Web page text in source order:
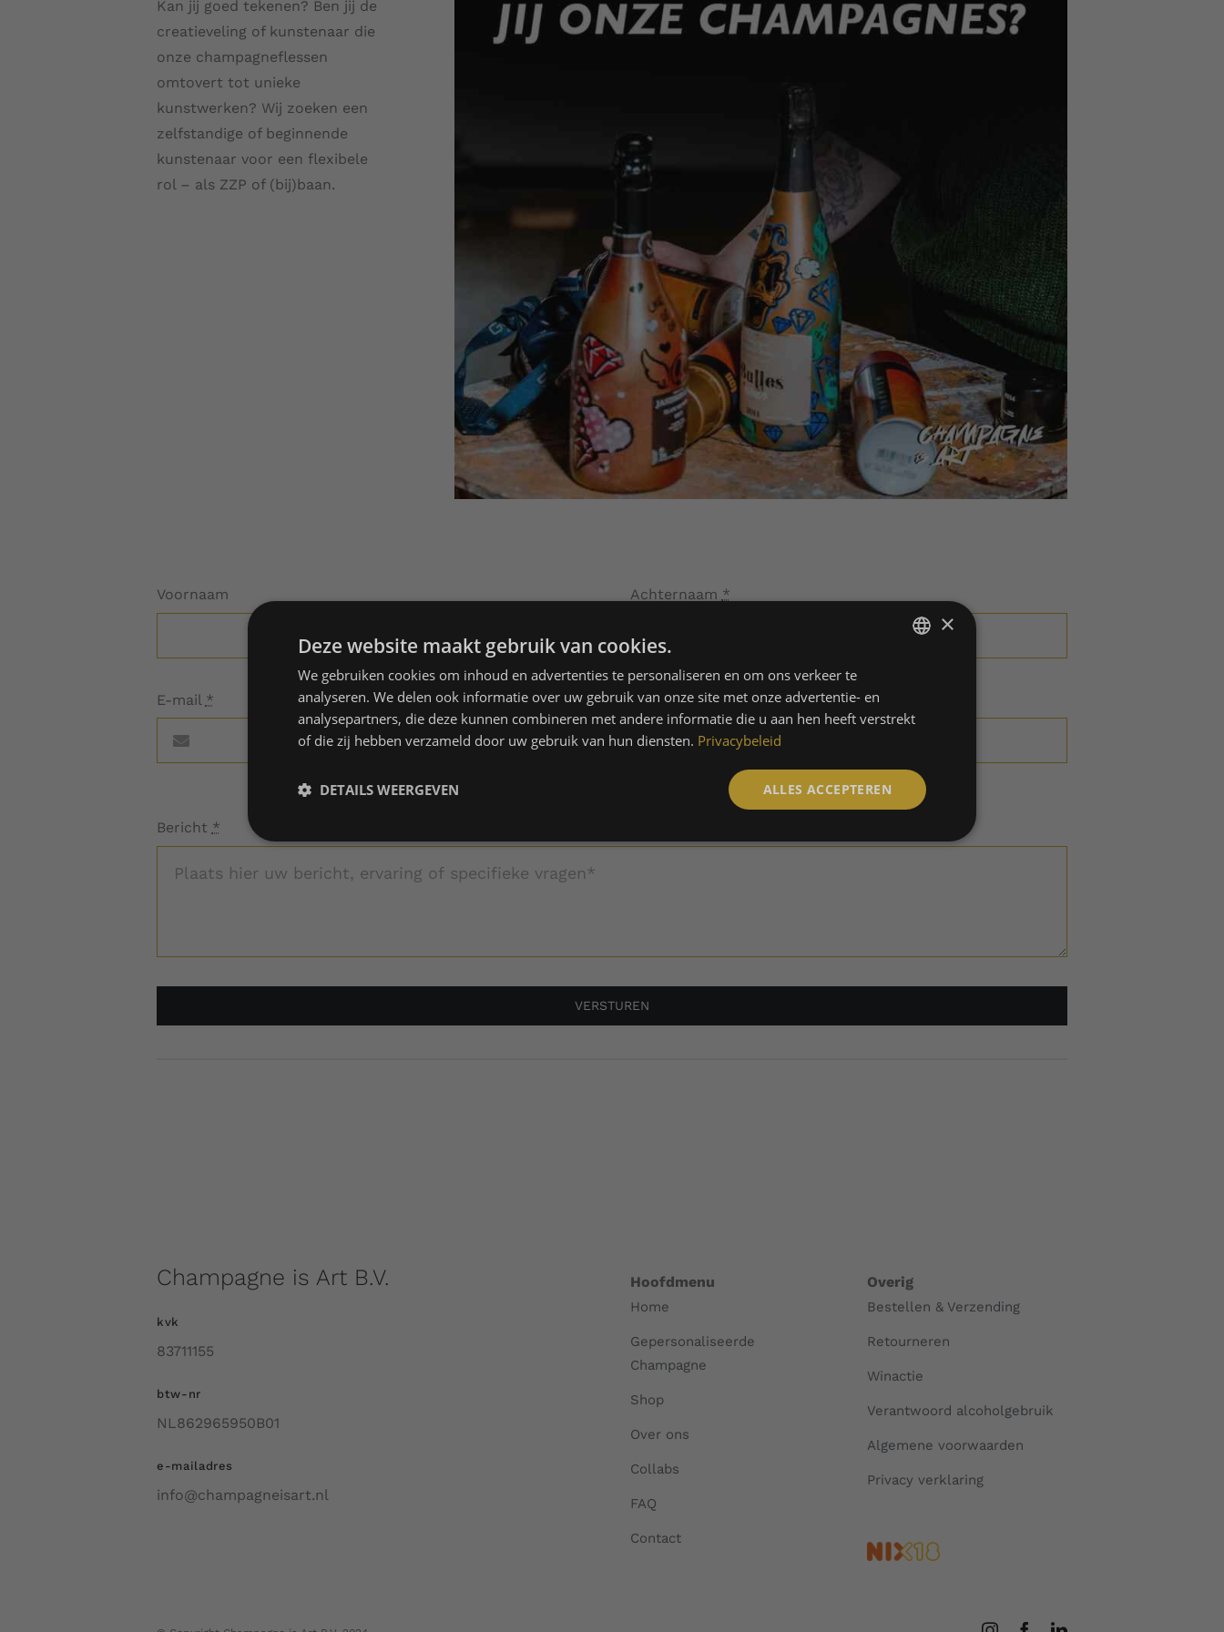
Kan jij goed tekenen? Ben jij de
creatieveling of kunstenaar die
onze champagneflessen
omtovert tot unieke
kunstwerken? Wij zoeken een
zelfstandige of beginnende
kunstenaar voor een flexibele
rol – als ZZP of (bij)baan.
Voornaam
E-mail *
Achternaam *
Telefoon
Bericht *
VERSTUREN
Champagne is Art B.V.
kvk
83711155
btw-nr
NL862965950B01
e-mailadres
info@champagneisart.nl
Hoofdmenu
Home
Gepersonaliseerde
Champagne
Shop
Over ons
Collabs
FAQ
Contact
Overig
Bestellen & Verzending
Retourneren
Winactie
Verantwoord alcoholgebruik
Algemene voorwaarden
Privacy verklaring
×
Deze website maakt gebruik van cookies.
We gebruiken cookies om inhoud en advertenties te personaliseren en om ons verkeer te
analyseren. We delen ook informatie over uw gebruik van onze site met onze advertentie- en
analysepartners, die deze kunnen combineren met andere informatie die u aan hen heeft verstrekt
of die zij hebben verzameld door uw gebruik van hun diensten. Privacybeleid
ALLES ACCEPTEREN
DETAILS WEERGEVEN